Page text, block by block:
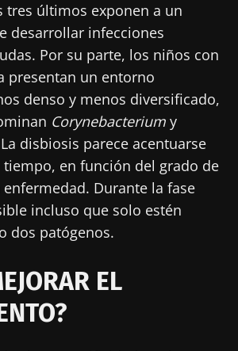
tres últimos exponen a un
desarrollar infecciones
Por su parte, los niños con
presentan un entorno
denso y menos diversificado,
Corynebacterium y
disbiosis parece acentuarse
tiempo, en función del grado de
Durante la fase
incluso que solo estén
dos patógenos.
EL
vaya tan rápido!
de la microbiota para
y reciba el
y el "HCP Magazine" que